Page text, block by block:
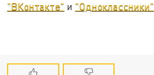
"ВКонтакте" и "Одноклассники"